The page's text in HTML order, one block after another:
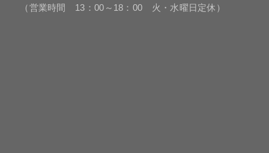
（営業時間 13：00～18：00 火・水曜日定休）